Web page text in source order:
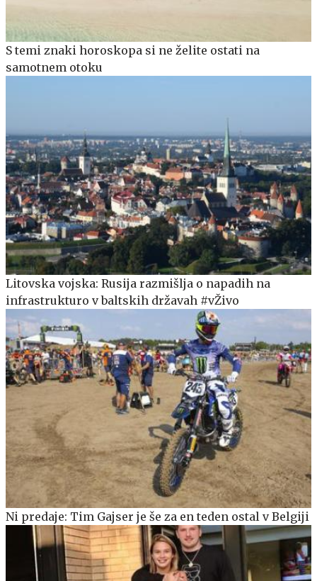
S temi znaki horoskopa si ne želite ostati na
samotnem otoku
Litovska vojska: Rusija razmišlja o napadih na
infrastrukturo v baltskih državah #vŽivo
Ni predaje: Tim Gajser je še za en teden ostal v Belgiji